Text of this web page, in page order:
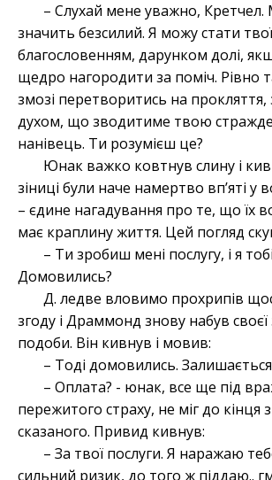
– Слухай мене уважно,
значить безсилий. Я можу стати
благословенням, дарунком долі,
щедро нагородити за поміч. Рівно
змозі перетворитись на
духом, що зводитиме твою
нанівець. Ти розумієш це?
Юнак важко ковтнув слину і
зіниці були наче намертво вп’яті у
– єдине нагадування про те, що їх
має краплину життя. Цей погляд
– Ти зробиш мені послугу, і я
Домовились?
Д. ледве вловимо прохрипів
згоду і Драммонд знову набув своєї
подоби. Він кивнув і мовив:
– Тоді домовились.
– Оплата? - юнак, все ще під
пережитого страху, не міг до кінця
сказаного. Привид кивнув:
– За твої послуги. Я наражаю
сильний ризик, до того ж піддаю..